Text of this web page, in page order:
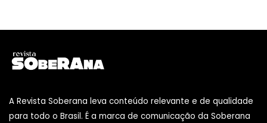
A Revista Soberana leva conteúdo relevante e de qualidade
para todo o Brasil. É a marca de comunicação da Soberana